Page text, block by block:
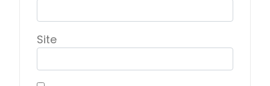
Site